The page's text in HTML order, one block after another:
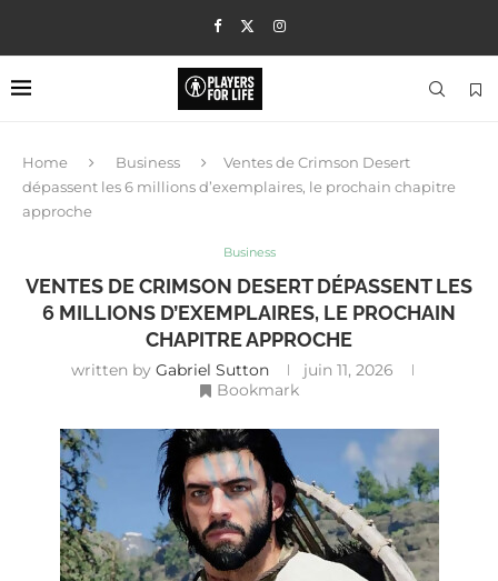
Home Business
Ventes de Crimson Desert
dépassent les 6 millions d’exemplaires, le prochain chapitre
approche
Business
VENTES DE CRIMSON DESERT DÉPASSENT LES
6 MILLIONS D’EXEMPLAIRES, LE PROCHAIN
CHAPITRE APPROCHE
written by Gabriel Sutton
juin 11, 2026
Bookmark